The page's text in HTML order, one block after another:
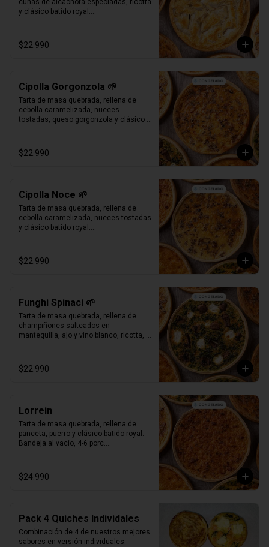
cuñas de alcachofa especiadas, ricotta
y clásico batido royal.
$22.990
Cipolla Gorgonzola 🌱
Tarta de masa quebrada, rellena de
cebolla caramelizada, nueces
tostadas, queso gorgonzola y clásico
Producto Congelado ❄️
$22.990
Cipolla Noce 🌱
Tarta de masa quebrada, rellena de
cebolla caramelizada, nueces tostadas
y clásico batido royal.
$22.990
Funghi Spinaci 🌱
Tarta de masa quebrada, rellena de
champiñones salteados en
mantequilla, ajo y vino blanco, ricotta,
Bandeja al vacío, 4-6 porc.
Producto Congelado ❄️
$22.990
Lorrein
Tarta de masa quebrada, rellena de
panceta, puerro y clásico batido royal.
Bandeja al vacío, 4-6 porc.
$24.990
Pack 4 Quiches Individales
Combinación de 4 de nuestros mejores
sabores en versión individuales.